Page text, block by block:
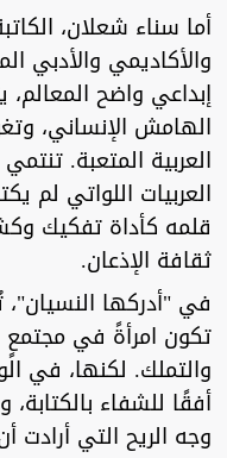
أما سناء شعلان،
والأكاديمي والأدبي
إبداعي واضح
الهامش الإنساني،
العربية المتعبة.
العربيات اللواتي لم
قلمه كأداة تفكيك
ثقافة الإذعان.
في "أدركها
تكون امرأةً في مجتمعٍ
والتملك. لكنها، في
أفقًا للشفاء بالكتابة،
وجه الريح التي أرادت